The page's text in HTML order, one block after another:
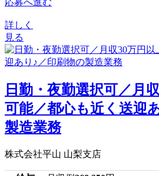
応募へ進む
詳しく
見る
日勤・夜勤選択可／月
可能／都心も近く送迎
製造業務
株式会社平山 山梨支店